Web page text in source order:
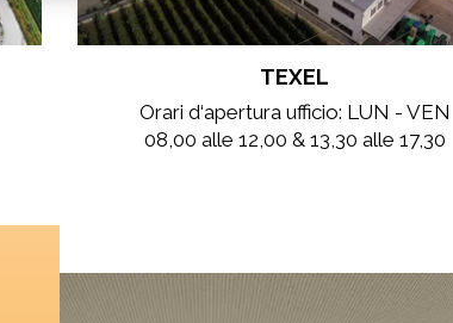
TEXEL
Orari d‘apertura ufficio: LUN - VEN
08,00 alle 12,00 & 13,30 alle 17,30